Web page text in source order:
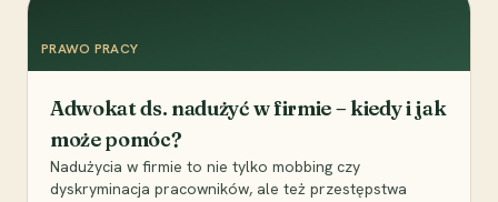
PRAWO PRACY
Adwokat ds. nadużyć w firmie – kiedy i jak
może pomóc?
Nadużycia w firmie to nie tylko mobbing czy
dyskryminacja pracowników, ale też przestępstwa